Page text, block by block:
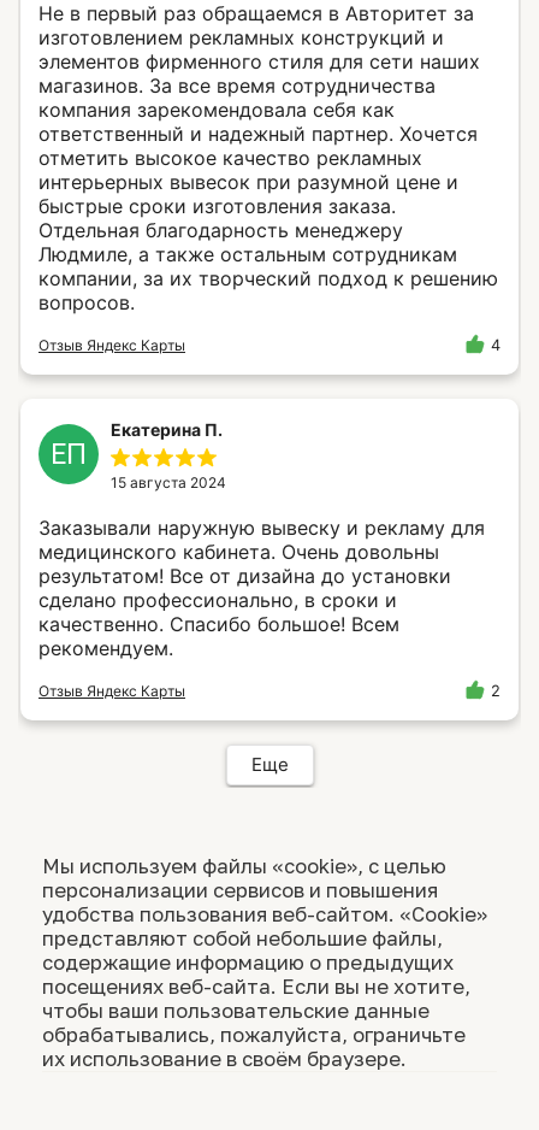
Не в первый раз обращаемся в Авторитет за
изготовлением рекламных конструкций и
элементов фирменного стиля для сети наших
магазинов. За все время сотрудничества
компания зарекомендовала себя как
ответственный и надежный партнер. Хочется
отметить высокое качество рекламных
интерьерных вывесок при разумной цене и
быстрые сроки изготовления заказа.
Отдельная благодарность менеджеру
Людмиле, а также остальным сотрудникам
компании, за их творческий подход к решению
вопросов.
Отзыв Яндекс Карты 4
ЕП
Екатерина П.
15 августа 2024
Заказывали наружную вывеску и рекламу для
медицинского кабинета. Очень довольны
результатом! Все от дизайна до установки
сделано профессионально, в сроки и
качественно. Спасибо большое! Всем
рекомендуем.
Отзыв Яндекс Карты 2
Еще